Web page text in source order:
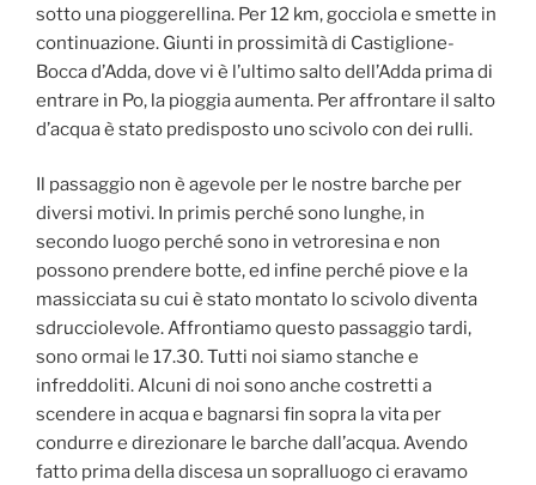
sotto una pioggerellina. Per 12 km, gocciola e smette in
continuazione. Giunti in prossimità di Castiglione-
Bocca d’Adda, dove vi è l’ultimo salto dell’Adda prima di
entrare in Po, la pioggia aumenta. Per affrontare il salto
d’acqua è stato predisposto uno scivolo con dei rulli.
Il passaggio non è agevole per le nostre barche per
diversi motivi. In primis perché sono lunghe, in
secondo luogo perché sono in vetroresina e non
possono prendere botte, ed infine perché piove e la
massicciata su cui è stato montato lo scivolo diventa
sdrucciolevole. Affrontiamo questo passaggio tardi,
sono ormai le 17.30. Tutti noi siamo stanche e
infreddoliti. Alcuni di noi sono anche costretti a
scendere in acqua e bagnarsi fin sopra la vita per
condurre e direzionare le barche dall’acqua. Avendo
fatto prima della discesa un sopralluogo ci eravamo